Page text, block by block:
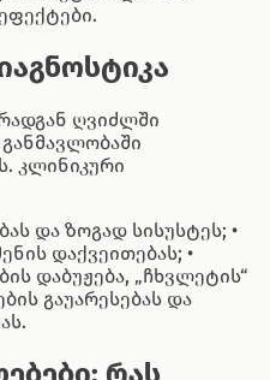
ღვიძლში
კლინიკური
და ზოგად სისუსტეს; •
დაქვეითებას; •
დაბუჟება, „ჩხვლეტის“
გაუარესებას და